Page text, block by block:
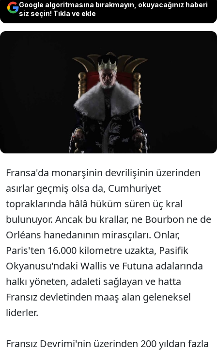
Google algoritmasına bırakmayın, okuyacağınız haberi
siz seçin! Tıkla ve ekle
Bu ülke, monarşiyi asırlar önce yıkan Fransa'dan
başkası değil. Ancak Paris'ten 16.000 kilometre
uzakta, Pasifik Okyanusu'ndaki denizaşırı toprağı
Wallis ve Futuna'da üç geleneksel kral, Fransız
anayasasının tanıdığı haklarla halkı yönetiyor,
toprakları idare ediyor ve adalet dağıtıyor. En
şaşırtıcısı ise bu görevleri karşılığında Fransız
devletinden maaş alıyor.
Fransa'da monarşinin devrilişinin üzerinden
asırlar geçmiş olsa da, Cumhuriyet
topraklarında hâlâ hüküm süren üç kral
bulunuyor. Ancak bu krallar, ne Bourbon ne de
Orléans hanedanının mirasçıları. Onlar,
Paris'ten 16.000 kilometre uzakta, Pasifik
Okyanusu'ndaki Wallis ve Futuna adalarında
halkı yöneten, adaleti sağlayan ve hatta
Fransız devletinden maaş alan geleneksel
liderler.
Fransız Devrimi'nin üzerinden 200 yıldan fazla